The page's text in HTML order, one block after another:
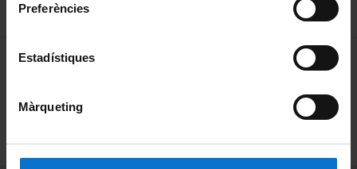
Preferències
Estadístiques
Màrqueting
MENÚ PEU 1
Terms and privacy